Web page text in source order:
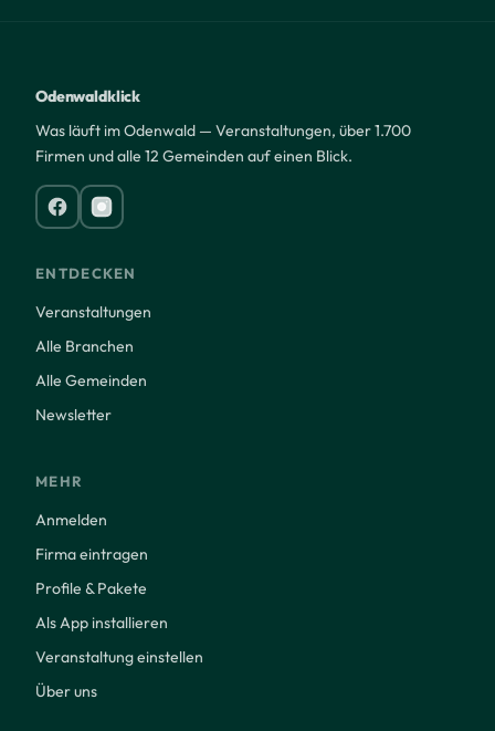
Odenwaldklick
Was läuft im Odenwald — Veranstaltungen, über 1.700
Firmen und alle 12 Gemeinden auf einen Blick.
ENTDECKEN
Veranstaltungen
Alle Branchen
Alle Gemeinden
Newsletter
MEHR
Anmelden
Firma eintragen
Profile & Pakete
Als App installieren
Veranstaltung einstellen
Über uns